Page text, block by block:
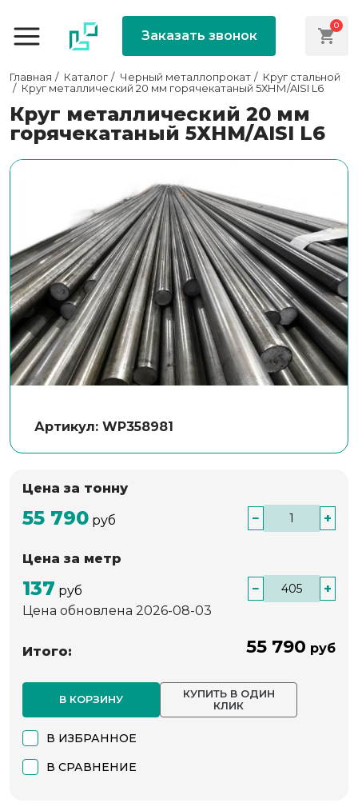
Заказать звонок
0
Главная Каталог Черный металлопрокат
Круг стальной
Круг металлический 20 мм горячекатаный 5ХНМ/AISI L6
Круг металлический 20 мм
горячекатаный 5ХНМ/AISI L6
Артикул: WP358981
Цена за тонну
55 790 руб − +
Цена за метр
137 руб −
+
Цена обновлена 2026-08-03
Итого: 55 790 руб
В КОРЗИНУ
КУПИТЬ В ОДИН
КЛИК
В ИЗБРАННОЕ
В СРАВНЕНИЕ